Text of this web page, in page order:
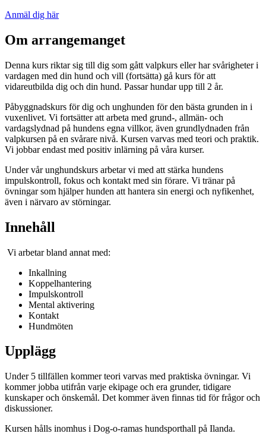
Anmäl dig här
Om arrangemanget
Denna kurs riktar sig till dig som gått valpkurs eller har svårigheter i
vardagen med din hund och vill (fortsätta) gå kurs för att
vidareutbilda dig och din hund. Passar hundar upp till 2 år.
Påbyggnadskurs för dig och unghunden för den bästa grunden in i
vuxenlivet. Vi fortsätter att arbeta med grund-, allmän- och
vardagslydnad på hundens egna villkor, även grundlydnaden från
valpkursen på en svårare nivå. Kursen varvas med teori och praktik.
Vi jobbar endast med positiv inlärning på våra kurser.
Under vår unghundskurs arbetar vi med att stärka hundens
impulskontroll, fokus och kontakt med sin förare. Vi tränar på
övningar som hjälper hunden att hantera sin energi och nyfikenhet,
även i närvaro av störningar.
Innehåll
Vi arbetar bland annat med:
Inkallning
Koppelhantering
Impulskontroll
Mental aktivering
Kontakt
Hundmöten
Upplägg
Under 5 tillfällen kommer teori varvas med praktiska övningar. Vi
kommer jobba utifrån varje ekipage och era grunder, tidigare
kunskaper och önskemål. Det kommer även finnas tid för frågor och
diskussioner.
Kursen hålls inomhus i Dog-o-ramas hundsporthall på Ilanda.